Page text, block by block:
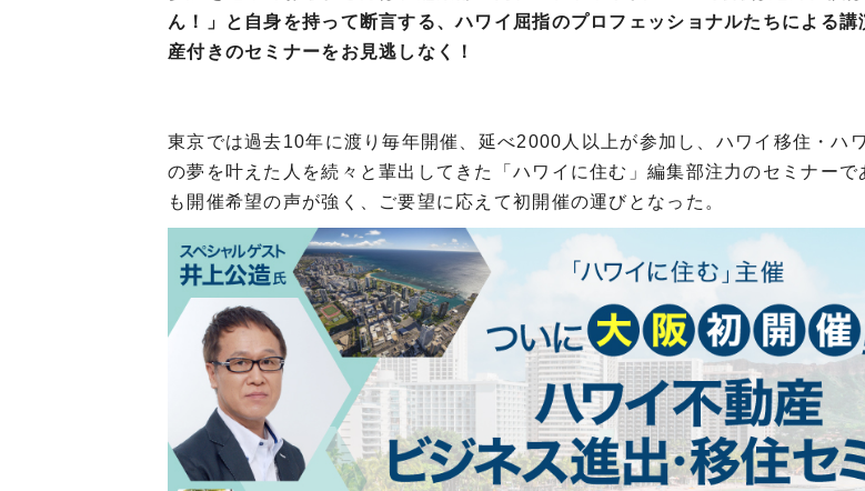
ん！」と自身を持って断言する、ハワイ屈指のプロフェッショナルたちによる講
産付きのセミナーをお見逃しなく！
東京では過去10年に渡り毎年開催、延べ2000人以上が参加し、ハワイ移住・ハ
の夢を叶えた人を続々と輩出してきた「ハワイに住む」編集部注力のセミナーで
も開催希望の声が強く、ご要望に応えて初開催の運びとなった。